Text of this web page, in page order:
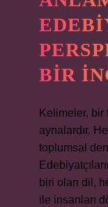
BIR
Kelimeler, bir
aynalardır.
toplumsal
biri olan dil,
ile insanları